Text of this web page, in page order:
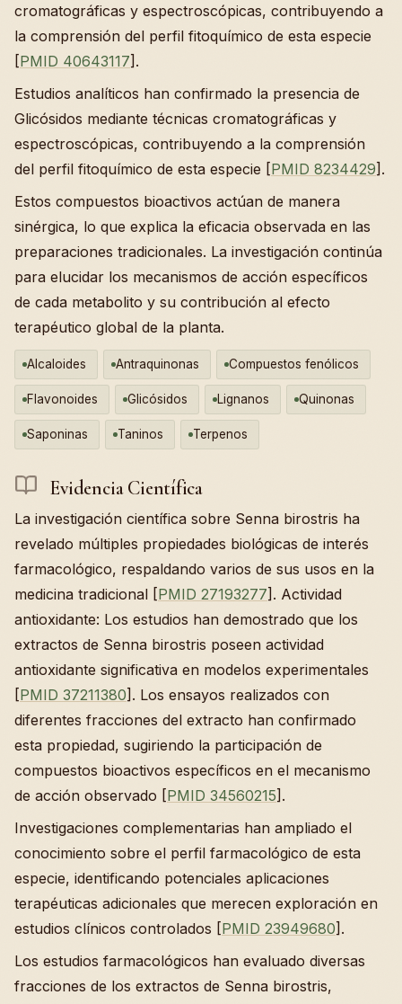
cromatográficas y espectroscópicas, contribuyendo a
la comprensión del perfil fitoquímico de esta especie
[PMID 40643117].
Estudios analíticos han confirmado la presencia de
Glicósidos mediante técnicas cromatográficas y
espectroscópicas, contribuyendo a la comprensión
del perfil fitoquímico de esta especie [PMID 8234429].
Estos compuestos bioactivos actúan de manera
sinérgica, lo que explica la eficacia observada en las
preparaciones tradicionales. La investigación continúa
para elucidar los mecanismos de acción específicos
de cada metabolito y su contribución al efecto
terapéutico global de la planta.
Alcaloides Antraquinonas Compuestos fenólicos
Flavonoides Glicósidos Lignanos Quinonas
Saponinas Taninos Terpenos
Evidencia Científica
La investigación científica sobre Senna birostris ha
revelado múltiples propiedades biológicas de interés
farmacológico, respaldando varios de sus usos en la
medicina tradicional [PMID 27193277]. Actividad
antioxidante: Los estudios han demostrado que los
extractos de Senna birostris poseen actividad
antioxidante significativa en modelos experimentales
[PMID 37211380]. Los ensayos realizados con
diferentes fracciones del extracto han confirmado
esta propiedad, sugiriendo la participación de
compuestos bioactivos específicos en el mecanismo
de acción observado [PMID 34560215].
Investigaciones complementarias han ampliado el
conocimiento sobre el perfil farmacológico de esta
especie, identificando potenciales aplicaciones
terapéuticas adicionales que merecen exploración en
estudios clínicos controlados [PMID 23949680].
Los estudios farmacológicos han evaluado diversas
fracciones de los extractos de Senna birostris,